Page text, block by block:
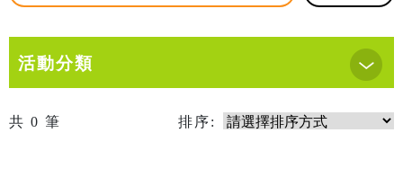
活動分類
共 0 筆 排序: